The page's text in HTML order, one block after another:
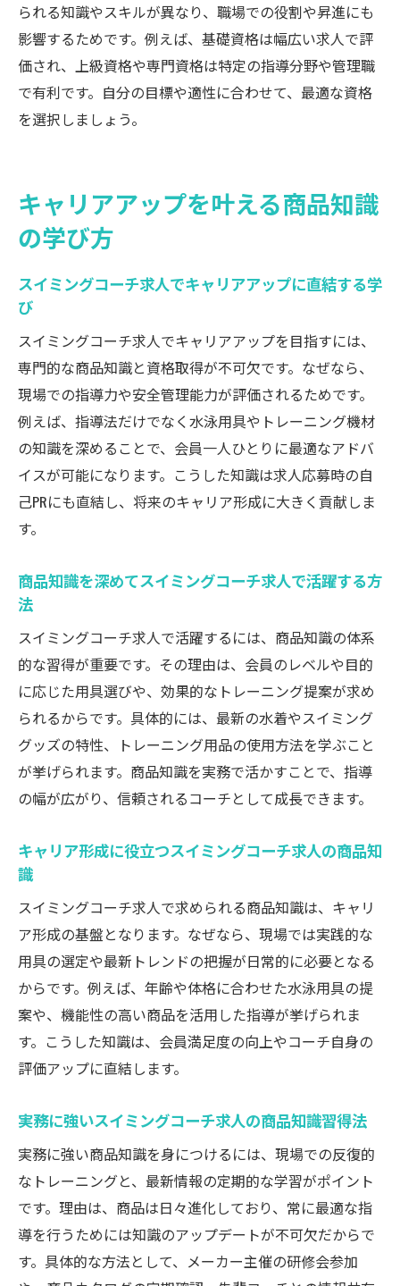
られる知識やスキルが異なり、職場での役割や昇進にも
影響するためです。例えば、基礎資格は幅広い求人で評
価され、上級資格や専門資格は特定の指導分野や管理職
で有利です。自分の目標や適性に合わせて、最適な資格
を選択しましょう。
キャリアアップを叶える商品知識
の学び方
スイミングコーチ求人でキャリアアップに直結する学
び
スイミングコーチ求人でキャリアアップを目指すには、
専門的な商品知識と資格取得が不可欠です。なぜなら、
現場での指導力や安全管理能力が評価されるためです。
例えば、指導法だけでなく水泳用具やトレーニング機材
の知識を深めることで、会員一人ひとりに最適なアドバ
イスが可能になります。こうした知識は求人応募時の自
己PRにも直結し、将来のキャリア形成に大きく貢献しま
す。
商品知識を深めてスイミングコーチ求人で活躍する方
法
スイミングコーチ求人で活躍するには、商品知識の体系
的な習得が重要です。その理由は、会員のレベルや目的
に応じた用具選びや、効果的なトレーニング提案が求め
られるからです。具体的には、最新の水着やスイミング
グッズの特性、トレーニング用品の使用方法を学ぶこと
が挙げられます。商品知識を実務で活かすことで、指導
の幅が広がり、信頼されるコーチとして成長できます。
キャリア形成に役立つスイミングコーチ求人の商品知
識
スイミングコーチ求人で求められる商品知識は、キャリ
ア形成の基盤となります。なぜなら、現場では実践的な
用具の選定や最新トレンドの把握が日常的に必要となる
からです。例えば、年齢や体格に合わせた水泳用具の提
案や、機能性の高い商品を活用した指導が挙げられま
す。こうした知識は、会員満足度の向上やコーチ自身の
評価アップに直結します。
実務に強いスイミングコーチ求人の商品知識習得法
実務に強い商品知識を身につけるには、現場での反復的
なトレーニングと、最新情報の定期的な学習がポイント
です。理由は、商品は日々進化しており、常に最適な指
導を行うためには知識のアップデートが不可欠だからで
す。具体的な方法として、メーカー主催の研修会参加